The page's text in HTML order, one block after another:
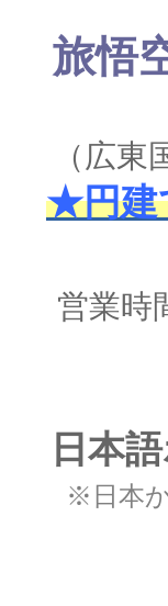
旅悟
（広
★円建
営業時
日本
※日本